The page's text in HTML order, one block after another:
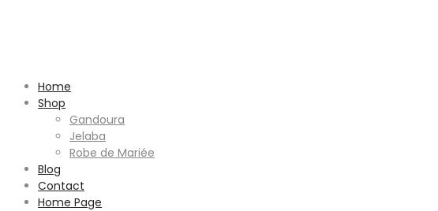
Home
Shop
Gandoura
Jelaba
Robe de Mariée
Blog
Contact
Home Page